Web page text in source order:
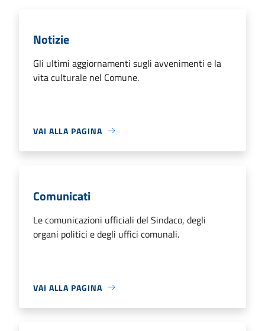
Notizie
Gli ultimi aggiornamenti sugli avvenimenti e la
vita culturale nel Comune.
VAI ALLA PAGINA
Comunicati
Le comunicazioni ufficiali del Sindaco, degli
organi politici e degli uffici comunali.
VAI ALLA PAGINA